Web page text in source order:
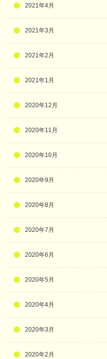
2021年4月
2021年3月
2021年2月
2021年1月
2020年12月
2020年11月
2020年10月
2020年9月
2020年8月
2020年7月
2020年6月
2020年5月
2020年4月
2020年3月
2020年2月